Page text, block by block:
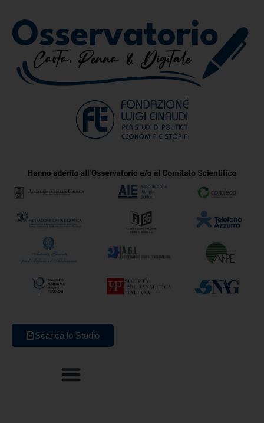
Scarica lo Studio